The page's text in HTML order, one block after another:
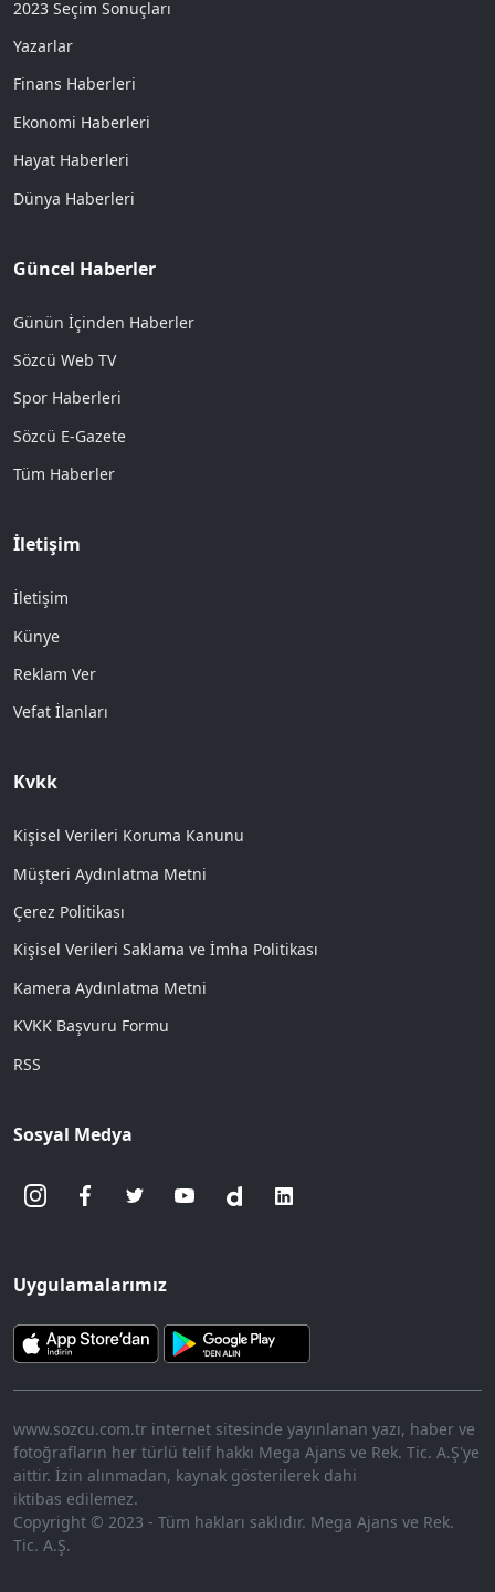
2023 Seçim Sonuçları
Yazarlar
Finans Haberleri
Ekonomi Haberleri
Hayat Haberleri
Dünya Haberleri
Güncel Haberler
Günün İçinden Haberler
Sözcü Web TV
Spor Haberleri
Sözcü E-Gazete
Tüm Haberler
İletişim
İletişim
Künye
Reklam Ver
Vefat İlanları
Kvkk
Kişisel Verileri Koruma Kanunu
Müşteri Aydınlatma Metni
Çerez Politikası
Kişisel Verileri Saklama ve İmha Politikası
Kamera Aydınlatma Metni
KVKK Başvuru Formu
RSS
Sosyal Medya
Uygulamalarımız
www.sozcu.com.tr internet sitesinde yayınlanan yazı, haber ve
fotoğrafların her türlü telif hakkı Mega Ajans ve Rek. Tic. A.Ş'ye
aittir. İzin alınmadan, kaynak gösterilerek dahi
iktibas edilemez.
Copyright © 2023 - Tüm hakları saklıdır. Mega Ajans ve Rek.
Tic. A.Ş.